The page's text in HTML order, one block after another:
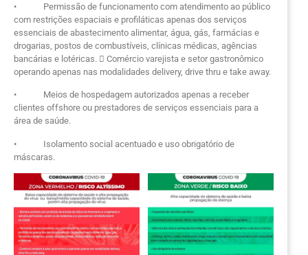
• Permissão de funcionamento com atendimento ao público
com restrições espaciais e profiláticas apenas dos serviços
essenciais de abastecimento alimentar, água, gás, farmácias e
drogarias, postos de combustíveis, clínicas médicas, agências
bancárias e lotéricas.  Comércio varejista e setor gastronômico
operando apenas nas modalidades delivery, drive thru e take away.
• Meios de hospedagem autorizados apenas a receber
clientes offshore ou prestadores de serviços essenciais para a
área de saúde.
• Isolamento social acentuado e uso obrigatório de
máscaras.